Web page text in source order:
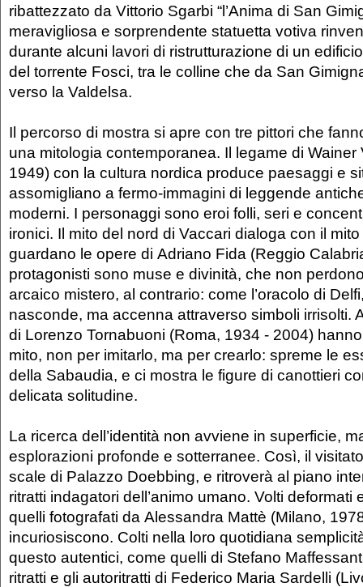
ribattezzato da Vittorio Sgarbi “l’Anima di San
meravigliosa e sorprendente statuetta votiva
durante alcuni lavori di ristrutturazione di un
del torrente Fosci, tra le colline che da San
verso la Valdelsa.
Il percorso di mostra si apre con tre pittori che
una mitologia contemporanea. Il legame di Wainer
1949) con la cultura nordica produce paesaggi e
assomigliano a fermo-immagini di leggende
moderni. I personaggi sono eroi folli, seri e
ironici. Il mito del nord di Vaccari dialoga con il
guardano le opere di Adriano Fida (Reggio
protagonisti sono muse e divinità, che non
arcaico mistero, al contrario: come l’oracolo di
nasconde, ma accenna attraverso simboli irrisolti.
di Lorenzo Tornabuoni (Roma, 1934 - 2004)
mito, non per imitarlo, ma per crearlo: spreme le
della Sabaudia, e ci mostra le figure di canottieri
delicata solitudine.
La ricerca dell’identità non avviene in superficie,
esplorazioni profonde e sotterranee. Così, il
scale di Palazzo Doebbing, e ritroverà al piano
ritratti indagatori dell’animo umano. Volti deformati
quelli fotografati da Alessandra Mattè (Milano,
incuriosiscono. Colti nella loro quotidiana
questo autentici, come quelli di Stefano
ritratti e gli autoritratti di Federico Maria Sardelli